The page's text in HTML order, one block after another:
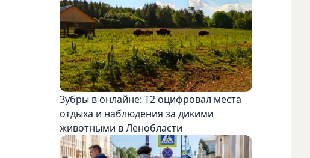
Зубры в онлайне: Т2 оцифровал места
отдыха и наблюдения за дикими
животными в Ленобласти